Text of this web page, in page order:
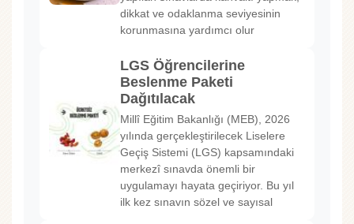
dikkat ve odaklanma seviyesinin
korunmasına yardımcı olur
LGS Öğrencilerine
Beslenme Paketi
Dağıtılacak
Millî Eğitim Bakanlığı (MEB), 2026
yılında gerçekleştirilecek Liselere
Geçiş Sistemi (LGS) kapsamındaki
merkezî sınavda önemli bir
uygulamayı hayata geçiriyor. Bu yıl
ilk kez sınavın sözel ve sayısal